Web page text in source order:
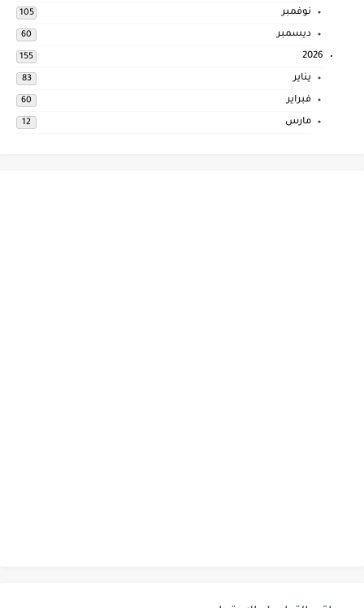
نوفمبر 105
ديسمبر 60
2026
155
يناير 83
فبراير 60
مارس 12